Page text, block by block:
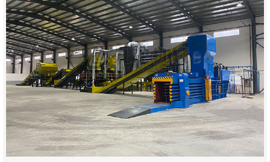
场
方
案
动
态联
系
郑
州
市